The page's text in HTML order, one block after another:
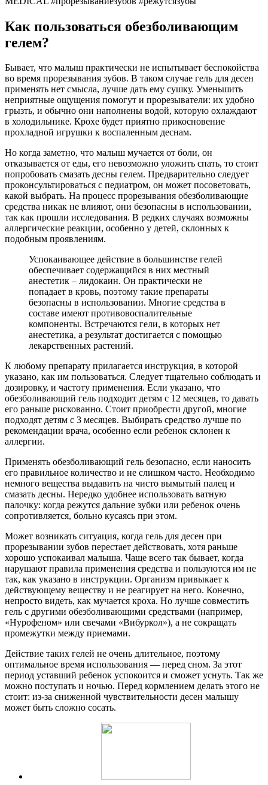
Как пользоваться обезболивающим
гелем?
Бывает, что малыш практически не испытывает беспокойства
во время прорезывания зубов. В таком случае гель для десен
применять нет смысла, лучше дать ему сушку. Уменьшить
неприятные ощущения помогут и прорезыватели: их удобно
грызть, и обычно они наполнены водой, которую охлаждают
в холодильнике. Крохе будет приятно прикосновение
прохладной игрушки к воспаленным деснам.
Но когда заметно, что малыш мучается от боли, он
отказывается от еды, его невозможно уложить спать, то стоит
попробовать смазать десны гелем. Предварительно следует
проконсультироваться с педиатром, он может посоветовать,
какой выбрать. На процесс прорезывания обезболивающие
средства никак не влияют, они безопасны в использовании,
так как прошли исследования. В редких случаях возможны
аллергические реакции, особенно у детей, склонных к
подобным проявлениям.
Успокаивающее действие в большинстве гелей
обеспечивает содержащийся в них местный
анестетик – лидокаин. Он практически не
попадает в кровь, поэтому такие препараты
безопасны в использовании. Многие средства в
составе имеют противовоспалительные
компоненты. Встречаются гели, в которых нет
анестетика, а результат достигается с помощью
лекарственных растений.
К любому препарату прилагается инструкция, в которой
указано, как им пользоваться. Следует тщательно соблюдать и
дозировку, и частоту применения. Если указано, что
обезболивающий гель подходит детям с 12 месяцев, то давать
его раньше рискованно. Стоит приобрести другой, многие
подходят детям с 3 месяцев. Выбирать средство лучше по
рекомендации врача, особенно если ребенок склонен к
аллергии.
Применять обезболивающий гель безопасно, если наносить
его правильное количество и не слишком часто. Необходимо
немного вещества выдавить на чисто вымытый палец и
смазать десны. Нередко удобнее использовать ватную
палочку: когда режутся дальние зубки или ребенок очень
сопротивляется, больно кусаясь при этом.
Может возникать ситуация, когда гель для десен при
прорезывании зубов перестает действовать, хотя раньше
хорошо успокаивал малыша. Чаще всего так бывает, когда
нарушают правила применения средства и пользуются им не
так, как указано в инструкции. Организм привыкает к
действующему веществу и не реагирует на него. Конечно,
непросто видеть, как мучается кроха. Но лучше совместить
гель с другими обезболивающими средствами (например,
«Нурофеном» или свечами «Вибуркол»), а не сокращать
промежутки между приемами.
Действие таких гелей не очень длительное, поэтому
оптимальное время использования — перед сном. За этот
период уставший ребенок успокоится и сможет уснуть. Так же
можно поступать и ночью. Перед кормлением делать этого не
стоит: из-за сниженной чувствительности десен малышу
может быть сложно сосать.